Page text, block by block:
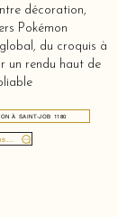
décoration,
Pokémon
du croquis à
un rendu haut de
À SAINT-JOB 1180